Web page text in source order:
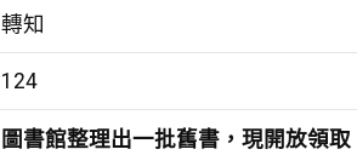
轉知
124
圖書館整理出一批舊書，現開放領